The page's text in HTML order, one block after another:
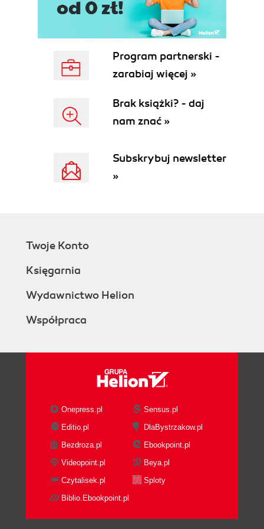
Getting information about the export job
Data Pump import
Remap function
Data Pump import network mode
Improving performance with Data Pump
Working with the Data Pump API
Compression
Encrypted dump file sets
Single partition transportable for
Oracle Data Pump
SQL*Loader basics
The SQL*Loader log file
Direct path versus Conventional path
Direct path load pros
Loading Large Objects (LOBs)
Loading multimedia files
Resumable load
Parallel load
Summary
3. External Tables
Program partnerski -
zarabiaj więcej »
Brak książki? - daj
nam znać »
Subskrybuj newsletter
»
Twoje Konto
Księgarnia
Wydawnictwo Helion
Współpraca
Onepress.pl
Sensus.pl
Editio.pl
DlaBystrzakow.pl
Bezdroza.pl
Ebookpoint.pl
Videopoint.pl
Beya.pl
Czytalisek.pl
Sploty
Biblio.Ebookpoint.pl